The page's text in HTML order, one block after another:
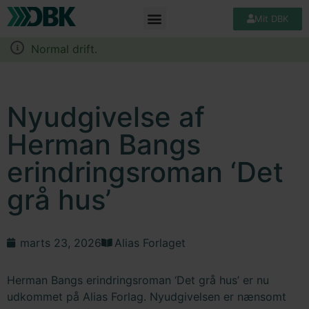
Mit DBK
Normal drift.
Nyudgivelse af
Herman Bangs
erindringsroman ‘Det
grå hus’
marts 23, 2026 Alias Forlaget
Herman Bangs erindringsroman ‘Det grå hus’ er nu
udkommet på Alias Forlag. Nyudgivelsen er nænsomt